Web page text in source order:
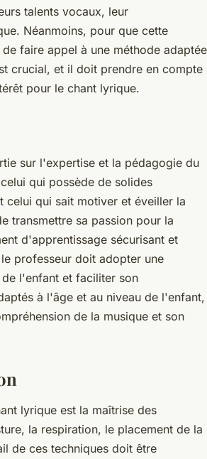
talents vocaux, leur
Néanmoins, pour que cette
faire appel à une méthode adaptée
crucial, et il doit prendre en compte
pour le chant lyrique.
sur l'expertise et la pédagogie du
qui possède de solides
celui qui sait motiver et éveiller la
transmettre sa passion pour la
d'apprentissage sécurisant et
professeur doit adopter une
l'enfant et faciliter son
à l'âge et au niveau de l'enfant,
de la musique et son
lyrique est la maîtrise des
la respiration, le placement de la
de ces techniques doit être